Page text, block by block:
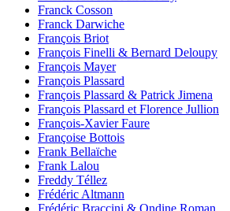
Franck Cosson
Franck Darwiche
François Briot
François Finelli & Bernard Deloupy
François Mayer
François Plassard
François Plassard & Patrick Jimena
François Plassard et Florence Jullion
François-Xavier Faure
Françoise Bottois
Frank Bellaïche
Frank Lalou
Freddy Téllez
Frédéric Altmann